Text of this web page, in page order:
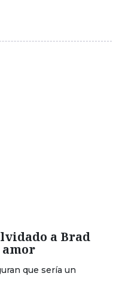
a Brad
que sería un